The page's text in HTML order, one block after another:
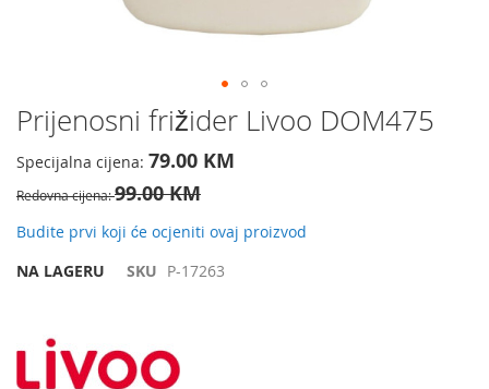
Preskočite
na
početak
galerije
slika
Prijenosni frižider Livoo DOM475
Specijalna cijena 79.00 KM
Redovna cijena 99.00 KM
Budite prvi koji će ocjeniti ovaj proizvod
NA LAGERU
SKU P-17263